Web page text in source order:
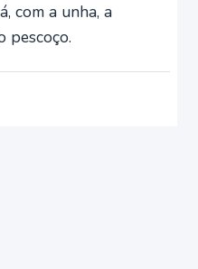
com a unha, a
pescoço.